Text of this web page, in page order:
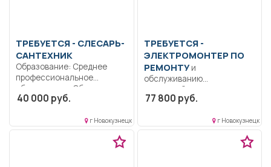
ТРЕБУЕТСЯ - СЛЕСАРЬ-
САНТЕХНИК
Образование: Среднее
профессиональное
образование.. Обеспечение
исправного состояния,
40 000 руб.
г Новокузнецк
ТРЕБУЕТСЯ -
ЭЛЕКТРОМОНТЕР ПО
РЕМОНТУи
обслуживанию
электрооборудования 5
разряд. Образование:
профессиональное
образование.. Ремонт и...
77 800 руб.
г Новокузнецк